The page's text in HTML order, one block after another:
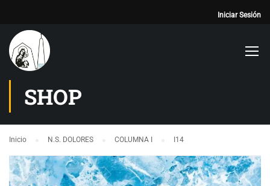
Iniciar Sesión
SHOP
Inicio N.S. DOLORES COLUMNA I I14